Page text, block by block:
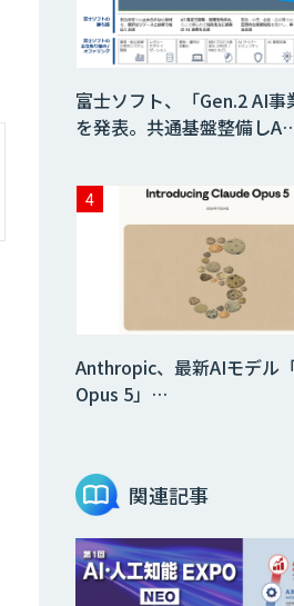
富士ソフト、「Gen.2 AI事
を発表。共通基盤整備し
Anthropic、最新AIモデル
Opus 5」…
関連記事